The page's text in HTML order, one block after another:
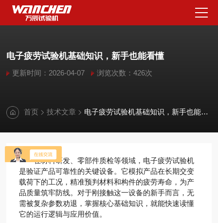
电子疲劳试验机基础知识，新手也能看懂
更新时间：2026-04-07 浏览次数：426次
首页 技术文章 电子疲劳试验机基础知识，新手也能看懂
在材料研发、零部件质检等领域，电子疲劳试验机
是验证产品可靠性的关键设备。它模拟产品在长期交变
载荷下的工况，精准预判材料和构件的疲劳寿命，为产
品质量筑牢防线。对于刚接触这一设备的新手而言，无
需被复杂参数劝退，掌握核心基础知识，就能快速读懂
它的运行逻辑与应用价值。